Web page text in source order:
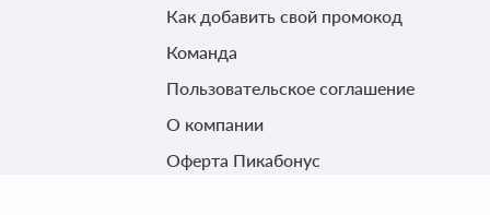
Как добавить свой промокод
Команда
Пользовательское соглашение
О компании
Оферта Пикабонус